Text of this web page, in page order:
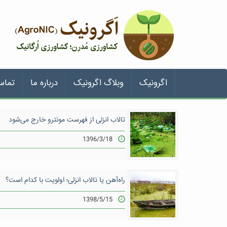
اگرونیک وبلاگ اگرونیک درباره ما
تالاب انزلی از فهرست مونترو خارج می‌شود
1396/3/18
راه‌آهن یا تالاب انزلی؛ اولویت با کدام است؟
1398/5/15